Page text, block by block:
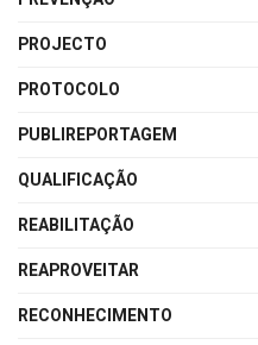
PROJECTO
PROTOCOLO
PUBLIREPORTAGEM
QUALIFICAÇÃO
REABILITAÇÃO
REAPROVEITAR
RECONHECIMENTO